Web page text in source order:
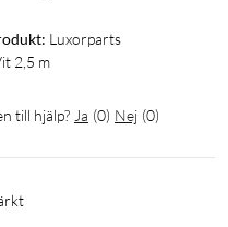
Luxorparts
2,5 m
till hjälp? Ja (0) Nej (0)